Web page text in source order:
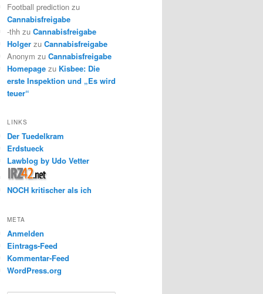
Football prediction zu
Cannabisfreigabe
-thh zu Cannabisfreigabe
Holger zu Cannabisfreigabe
Anonym zu Cannabisfreigabe
Homepage zu Kisbee: Die
erste Inspektion und „Es wird
teuer“
LINKS
Der Tuedelkram
Erdstueck
Lawblog by Udo Vetter
NOCH kritischer als ich
META
Anmelden
Eintrags-Feed
Kommentar-Feed
WordPress.org